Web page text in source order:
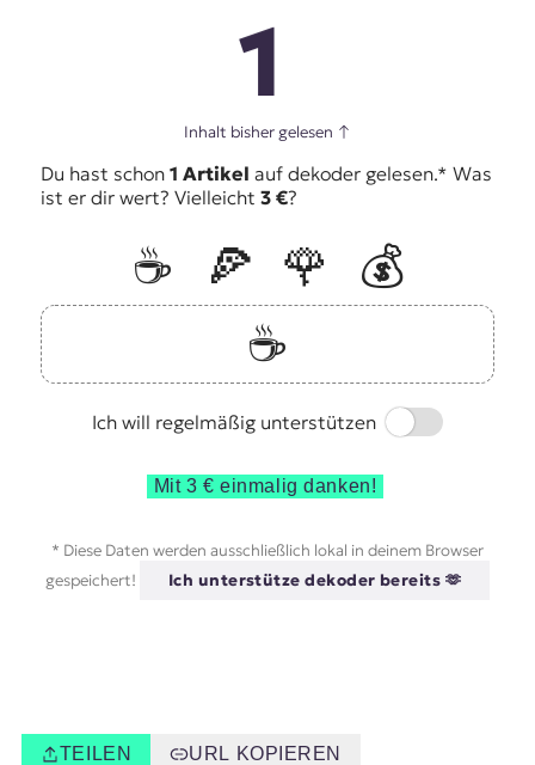
1
Inhalt bisher gelesen ↑
Du hast schon 1 Artikel auf dekoder gelesen.* Was
ist er dir wert? Vielleicht 3 €?
☕️ 🍕 🌹
💰
☕️
Ich will regelmäßig unterstützen
Switch
Mit 3 € einmalig danken!
* Diese Daten werden ausschließlich lokal in deinem Browser
gespeichert!
Ich unterstütze dekoder bereits 🫶
TEILEN URL KOPIEREN